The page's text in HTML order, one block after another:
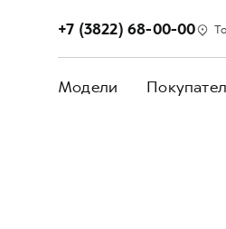
+7 (3822) 68-00-00
Модели